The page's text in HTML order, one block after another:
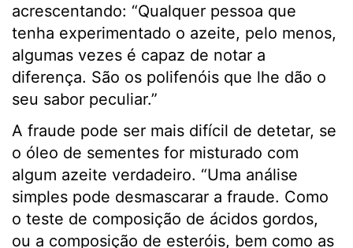
acrescentando: “Qualquer pessoa que
tenha experimentado o azeite, pelo menos,
algumas vezes é capaz de notar a
diferença. São os polifenóis que lhe dão o
seu sabor peculiar.”
A fraude pode ser mais difícil de detetar, se
o óleo de sementes for misturado com
algum azeite verdadeiro. “Uma análise
simples pode desmascarar a fraude. Como
o teste de composição de ácidos gordos,
ou a composição de esteróis, bem como as